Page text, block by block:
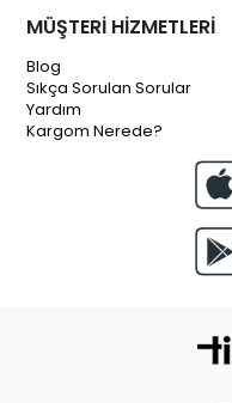
MÜŞTERİ HİZMETLERİ
Blog
Sıkça Sorulan Sorular
Yardım
Kargom Nerede?